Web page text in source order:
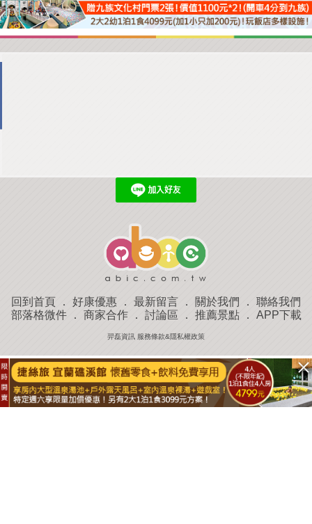
回到首頁 ． 好康優惠 ． 最新留言 ． 關於我們 ． 聯絡我們
部落格微件． 商家合作． 討論區 ． 推薦景點． APP下載
羿磊資訊 服務條款&隱私權政策